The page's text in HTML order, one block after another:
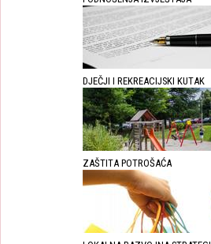
DJEČJI I REKREACIJSKI KUTAK
ZAŠTITA POTROŠAĆA